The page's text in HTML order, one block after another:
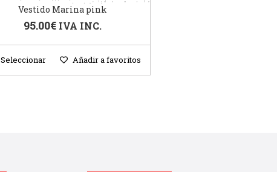
Vestido Marina pink
95.00€ IVA INC.
Seleccionar Añadir a favoritos